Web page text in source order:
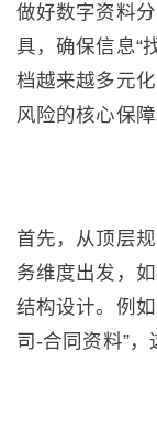
做好数字资料
具，确保信息“
档越来越多元
风险的核心保障
首先，从顶层
务维度出发，
结构设计。例
司-合同资料”